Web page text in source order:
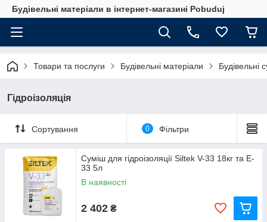
Будівельні матеріали в інтернет-магазині Pobuduj
Товари та послуги Будівельні матеріали Будівельні
Гідроізоляція
Сортування 0 Фільтри
Суміш для гідроізоляції Siltek V-33 18кг та E-
33 5л
В наявності
2 402 ₴